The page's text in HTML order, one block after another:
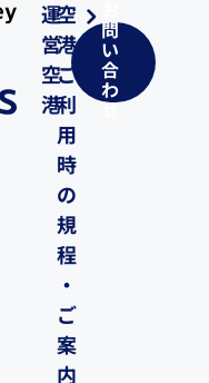
運
営
空
港
空
港
ご
利
用
時
の
規
程
・
ご
案
問
い
合
わ
せ